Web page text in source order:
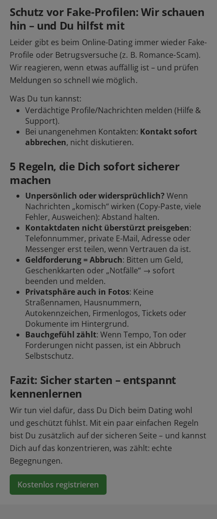
Schutz vor Fake-Profilen: Wir schauen
hin – und Du hilfst mit
Leider gibt es beim Online-Dating immer wieder Fake-
Profile oder Betrugsversuche (z. B. Romance-Scam).
Wir reagieren, wenn etwas auffällig ist – und prüfen
Meldungen so schnell wie möglich.
Was Du tun kannst:
Verdächtige Profile/Nachrichten melden (Hilfe &
Support).
Bei unangenehmen Kontakten: Kontakt sofort
abbrechen, nicht diskutieren.
5 Regeln, die Dich sofort sicherer
machen
Unpersönlich oder widersprüchlich? Wenn
Nachrichten „komisch“ wirken (Copy-Paste, viele
Fehler, Ausweichen): Abstand halten.
Kontaktdaten nicht überstürzt preisgeben:
Telefonnummer, private E-Mail, Adresse oder
Messenger erst teilen, wenn Vertrauen da ist.
Geldforderung = Abbruch: Bitten um Geld,
Geschenkkarten oder „Notfälle“ → sofort
beenden und melden.
Privatsphäre auch in Fotos: Keine
Straßennamen, Hausnummern,
Autokennzeichen, Firmenlogos, Tickets oder
Dokumente im Hintergrund.
Bauchgefühl zählt: Wenn Tempo, Ton oder
Forderungen nicht passen, ist ein Abbruch
Selbstschutz.
Fazit: Sicher starten – entspannt
kennenlernen
Wir tun viel dafür, dass Du Dich beim Dating wohl
und geschützt fühlst. Mit ein paar einfachen Regeln
bist Du zusätzlich auf der sicheren Seite – und kannst
Dich auf das konzentrieren, was zählt: echte
Begegnungen.
Kostenlos registrieren